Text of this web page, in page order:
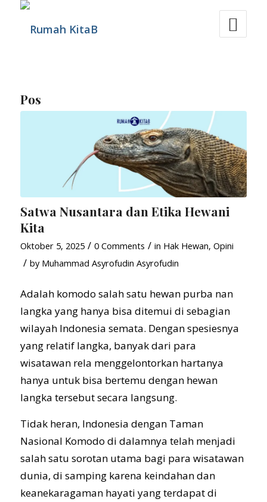
Pos
Satwa Nusantara dan Etika Hewani
Kita
Oktober 5, 2025 / 0 Comments / in Hak Hewan, Opini
/ by Muhammad Asyrofudin Asyrofudin
Adalah komodo salah satu hewan purba nan
langka yang hanya bisa ditemui di sebagian
wilayah Indonesia semata. Dengan spesiesnya
yang relatif langka, banyak dari para
wisatawan rela menggelontorkan hartanya
hanya untuk bisa bertemu dengan hewan
langka tersebut secara langsung.
Tidak heran, Indonesia dengan Taman
Nasional Komodo di dalamnya telah menjadi
salah satu sorotan utama bagi para wisatawan
dunia, di samping karena keindahan dan
keanekaragaman hayati yang terdapat di